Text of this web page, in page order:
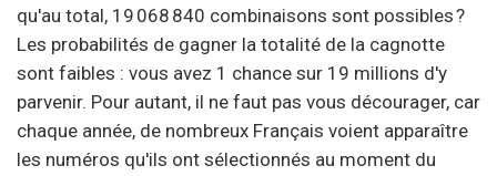
qu'au total, 19 068 840 combinaisons sont possibles ?
Les probabilités de gagner la totalité de la cagnotte
sont faibles : vous avez 1 chance sur 19 millions d'y
parvenir. Pour autant, il ne faut pas vous décourager, car
chaque année, de nombreux Français voient apparaître
les numéros qu'ils ont sélectionnés au moment du